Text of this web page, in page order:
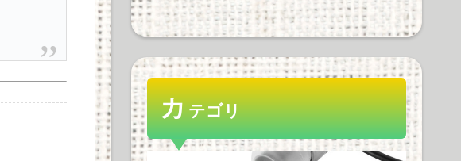
カテゴリ